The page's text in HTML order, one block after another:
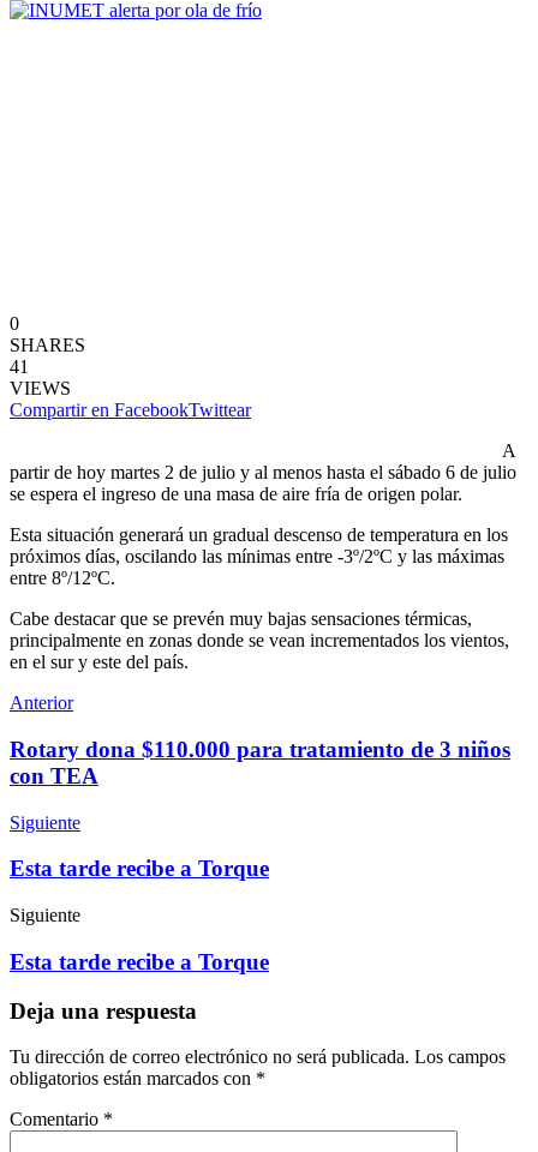
0
SHARES
41
VIEWS
Compartir en FacebookTwittear
A
partir de hoy martes 2 de julio y al menos hasta el sábado 6 de julio
se espera el ingreso de una masa de aire fría de origen polar.
Esta situación generará un gradual descenso de temperatura en los
próximos días, oscilando las mínimas entre -3º/2ºC y las máximas
entre 8º/12ºC.
Cabe destacar que se prevén muy bajas sensaciones térmicas,
principalmente en zonas donde se vean incrementados los vientos,
en el sur y este del país.
Anterior
Rotary dona $110.000 para tratamiento de 3 niños
con TEA
Siguiente
Esta tarde recibe a Torque
Siguiente
Esta tarde recibe a Torque
Deja una respuesta
Tu dirección de correo electrónico no será publicada. Los campos
obligatorios están marcados con *
Comentario *